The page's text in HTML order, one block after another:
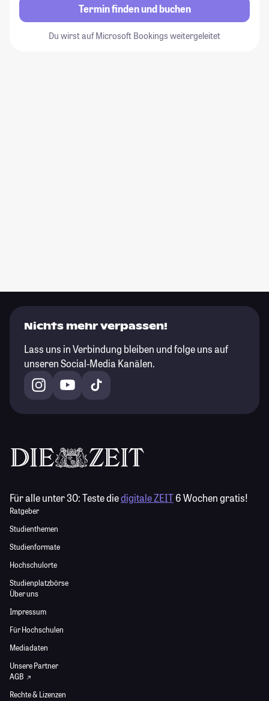
Termin finden und buchen
Du wirst auf Microsoft Bookings weitergeleitet
Nichts mehr verpassen!
Lass uns in Verbindung bleiben und folge uns auf
unseren Social-Media Kanälen.
Für alle unter 30:Teste diedigitale ZEIT6 Wochen gratis!
Ratgeber
Studienthemen
Studienformate
Hochschulorte
Studienplatzbörse
Über uns
Impressum
Für Hochschulen
Mediadaten
Unsere Partner
AGB
Rechte & Lizenzen